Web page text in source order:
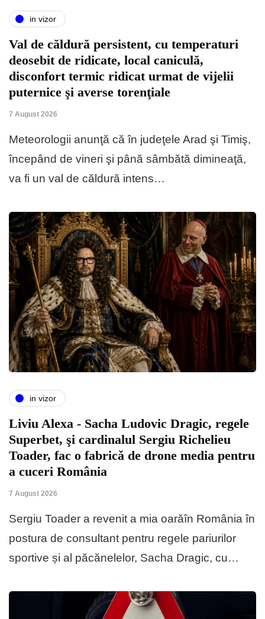
in vizor
Val de căldură persistent, cu temperaturi
deosebit de ridicate, local caniculă,
disconfort termic ridicat urmat de vijelii
puternice şi averse torenţiale
7 August 2026
Meteorologii anunţă că în judeţele Arad şi Timiş,
începând de vineri şi până sâmbătă dimineaţă,
va fi un val de căldură intens…
in vizor
Liviu Alexa - Sacha Ludovic Dragic, regele
Superbet, şi cardinalul Sergiu Richelieu
Toader, fac o fabricǎ de drone media pentru
a cuceri România
7 August 2026
Sergiu Toader a revenit a mia oarǎîn România în
postura de consultant pentru regele pariurilor
sportive și al păcănelelor, Sacha Dragic, cu…